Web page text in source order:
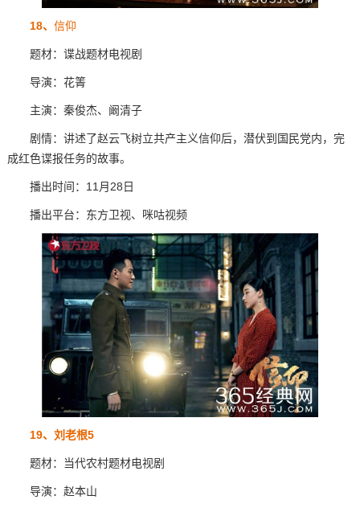
18、 信仰
题材：谍战题材电视剧
导演：花箐
主演：秦俊杰、阚清子
剧情：讲述了赵云飞树立共产主义信仰后，潜伏到国民党内，完
成红色谍报任务的故事。
播出时间：11月28日
播出平台：东方卫视、咪咕视频
19、刘老根5
题材：当代农村题材电视剧
导演：赵本山